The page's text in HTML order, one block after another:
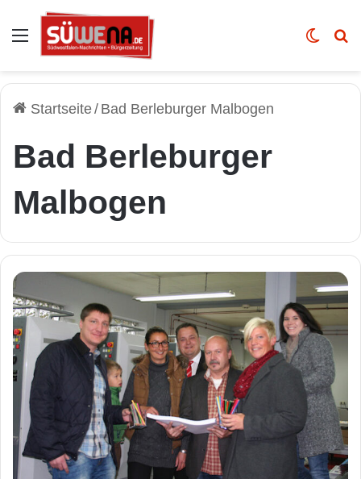
Auswahl Skin
Startseite/ Bad Berleburger Malbogen
Bad Berleburger
Malbogen